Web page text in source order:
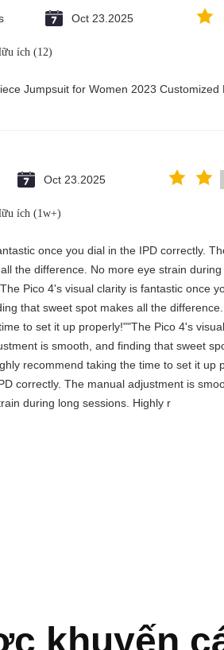
Oct 23.2025
ích (12)
Jumpsuit for Women 2023 Customized
Oct 23.2025
ích (1w+)
once you dial in the IPD correctly.
the difference. No more eye strain
Pico 4's visual clarity is fantastic once
that sweet spot makes all the
to set it up properly!""The Pico 4's
is smooth, and finding that sweet
recommend taking the time to set it up
correctly. The manual adjustment is
during long sessions. Highly r
khuyến